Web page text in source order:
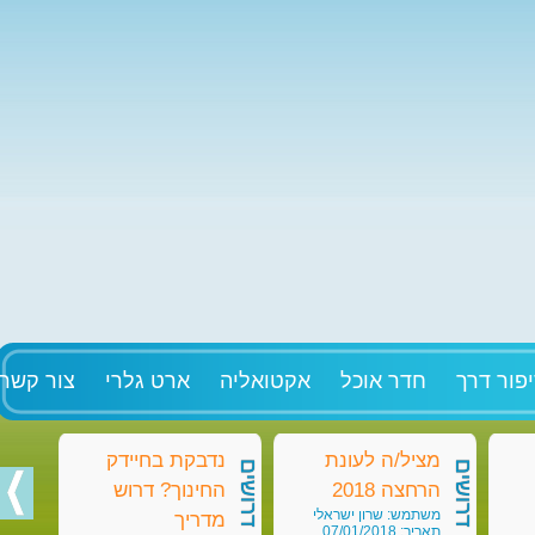
דרך חדר אוכל אקטואליה ארט גלרי צור
מציל/ה לעונת
הרחצה 2018
משתמש: שרון ישראלי
תאריך: 07/01/2018
דרושים
נדבקת בחיידק
החינוך? דרוש
מדריך
דרושים דרושים